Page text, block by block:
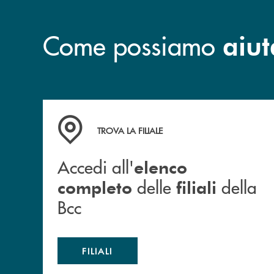
Come possiamo
Accedi all' elenco completo delle filiali della
TROVA LA FILIALE
Accedi all'elenco
completo delle filiali della
Bcc
FILIALI